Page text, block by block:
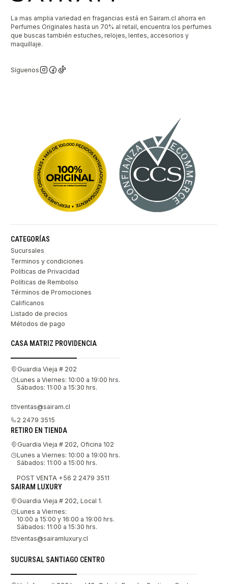
La mas amplia variedad en fragancias está en Sairam.cl ahorra en
Perfumes Originales hasta un 70% al retail, encuentra los perfumes
que buscas también estuches, relojes, lentes, accesorios y
maquillaje.
Síguenos
CATEGORÍAS
Sucursales
Terminos y condiciones
Políticas de Privacidad
Políticas de Rembolso
Términos de Promociones
Califícanos
Listado de precios
Métodos de pago
CASA MATRIZ PROVIDENCIA
Guardia Vieja # 202
Lunes a Viernes: 10:00 a 19:00 hrs.
Sábados: 11:00 a 15:30 hrs.
ventas@sairam.cl
2 2479 3515
RETIRO EN TIENDA
Guardia Vieja # 202, Oficina 102
Lunes a Viernes: 10:00 a 19:00 hrs.
Sábados: 11:00 a 15:00 hrs.
POST VENTA +56 2 2479 3511
SAIRAM LUXURY
Guardia Vieja # 202, Local 1.
Lunes a Viernes:
10:00 a 15:00 y 16:00 a 19:00 hrs.
Sábados: 11:00 a 15:30 hrs.
ventas@sairamluxury.cl
SUCURSAL SANTIAGO CENTRO